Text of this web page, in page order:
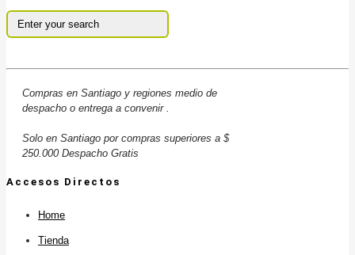
Compras en Santiago y regiones medio de
despacho o entrega a convenir .
Solo en Santiago por compras superiores a $
250.000 Despacho Gratis
Accesos Directos
Home
Tienda